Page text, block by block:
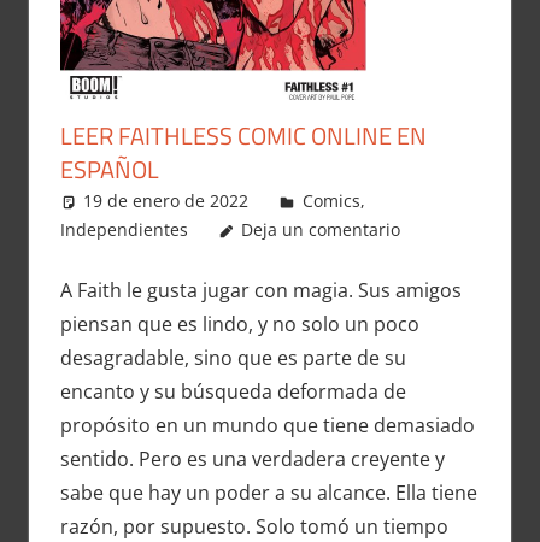
LEER FAITHLESS COMIC ONLINE EN
ESPAÑOL
19 de enero de 2022 Carlitox Banana
Comics,
Independientes
Deja un comentario
A Faith le gusta jugar con magia. Sus amigos
piensan que es lindo, y no solo un poco
desagradable, sino que es parte de su
encanto y su búsqueda deformada de
propósito en un mundo que tiene demasiado
sentido. Pero es una verdadera creyente y
sabe que hay un poder a su alcance. Ella tiene
razón, por supuesto. Solo tomó un tiempo